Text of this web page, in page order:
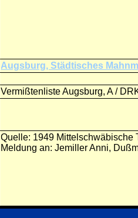
Augsburg, Städtisches
Vermißtenliste Augsburg, A /
Quelle: 1949 Mittelschwäbische
Meldung an: Jemiller Anni,